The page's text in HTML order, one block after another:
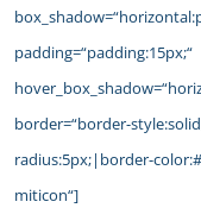
padding=“padding:15px;“
border=“border-
radius:5px;|border-
miticon“]